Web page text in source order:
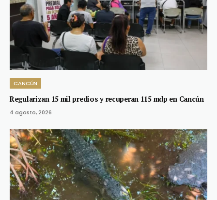
CANCÚN
Regularizan 15 mil predios y recuperan 115 mdp en Cancún
4 agosto, 2026